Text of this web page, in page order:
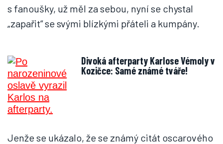
s fanoušky, už měl za sebou, nyní se chystal
„zapařit“ se svými blízkými přáteli a kumpány.
Divoká afterparty Karlose Vémoly v
Kozičce: Samé známé tváře!
Jenže se ukázalo, že se známý citát oscarového